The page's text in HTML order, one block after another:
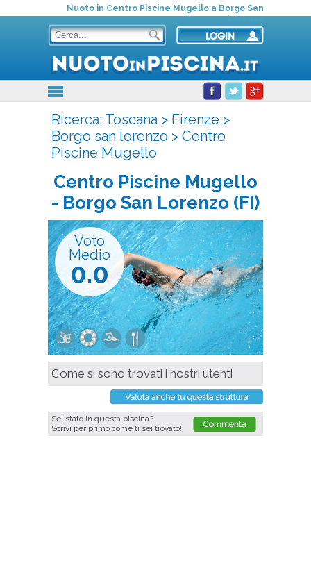
Nuoto in Centro Piscine Mugello a Borgo San
Lorenzo
Ricerca: Toscana> Firenze >
Borgo san lorenzo > Centro
Piscine Mugello
Centro Piscine Mugello
- Borgo San Lorenzo (FI)
Voto
Medio
0.0
Come si sono trovati i nostri utenti
Sei stato in questa piscina?
Scrivi per primo come ti sei trovato!